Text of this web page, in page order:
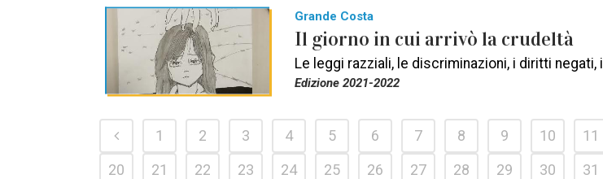
Grande Costa
Il giorno in cui arrivò la crudeltà
Le leggi razziali, le discriminazioni, i diritti
Edizione 2021-2022
1 2 3 4 5 6 7 8 9 10 11
20
21 22 23 24 25 26 27 28 29 30 31